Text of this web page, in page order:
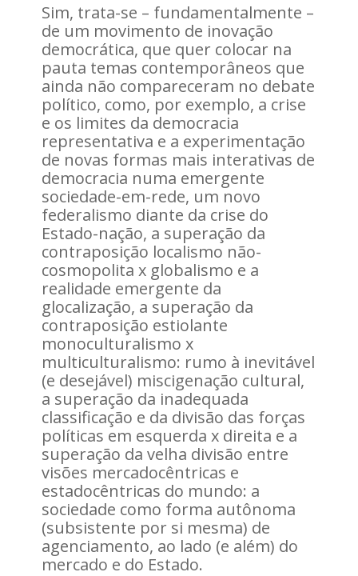
Sim, trata-se – fundamentalmente –
de um movimento de inovação
democrática, que quer colocar na
pauta temas contemporâneos que
ainda não compareceram no debate
político, como, por exemplo, a crise
e os limites da democracia
representativa e a experimentação
de novas formas mais interativas de
democracia numa emergente
sociedade-em-rede, um novo
federalismo diante da crise do
Estado-nação, a superação da
contraposição localismo não-
cosmopolita x globalismo e a
realidade emergente da
glocalização, a superação da
contraposição estiolante
monoculturalismo x
multiculturalismo: rumo à inevitável
(e desejável) miscigenação cultural,
a superação da inadequada
classificação e da divisão das forças
políticas em esquerda x direita e a
superação da velha divisão entre
visões mercadocêntricas e
estadocêntricas do mundo: a
sociedade como forma autônoma
(subsistente por si mesma) de
agenciamento, ao lado (e além) do
mercado e do Estado.